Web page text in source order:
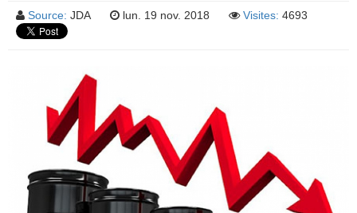
Source: JDA lun. 19 nov. 2018 Visites: 4693